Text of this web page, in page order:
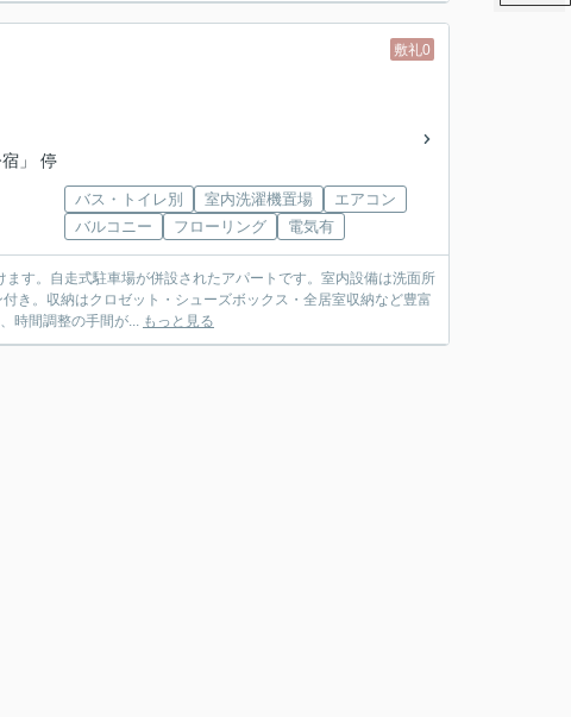
敷礼0
」 停
バス・トイレ別 室内洗濯機置場
エアコン
バルコニー
フローリング 電気有
す。自走式駐車場が併設されたアパートです。室内設備は洗面所
き。収納はクロゼット・シューズボックス・全居室収納など豊富
時間調整の手間が... もっと見る